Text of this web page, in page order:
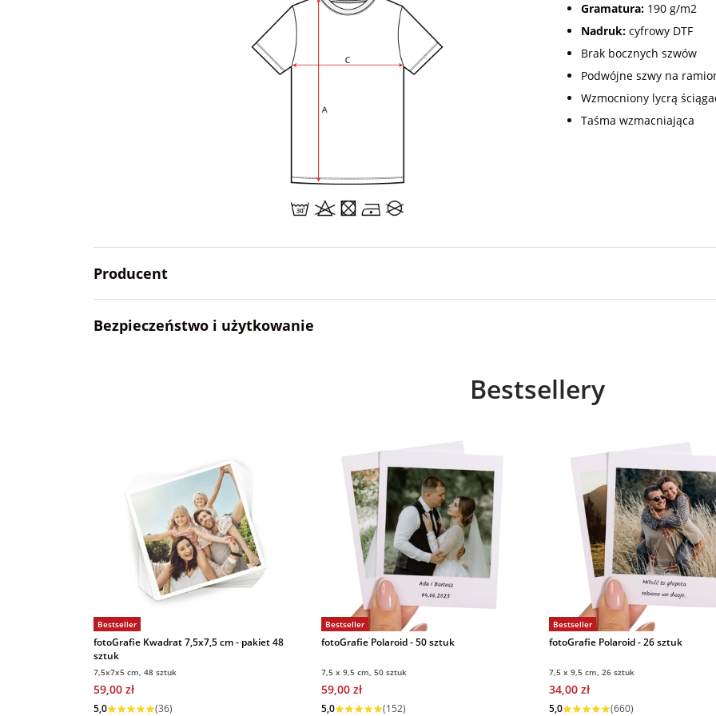
Gramatura: 190 g/m2
Nadruk: cyfrowy DTF
Brak bocznych szwów
Podwójne szwy na
Wzmocniony lycrą
Taśma wzmacniająca
Producent
Bezpieczeństwo i użytkowanie
Bestsellery
Bestseller
fotoGrafie Kwadrat 7,5x7,5 cm - pakiet 48
sztuk
7,5x7x5 cm, 48 sztuk
59,00 zł
Wysyłka w 1 dzień
Bestseller
fotoGrafie Polaroid - 50 sztuk
7,5 x 9,5 cm, 50 sztuk
59,00 zł
Wysyłka w 1 dzień
Bestseller
fotoGrafie Polaroid - 26 sztuk
7,5 x 9,5 cm, 26 sztuk
34,00 zł
Wysyłka w 1 dzień